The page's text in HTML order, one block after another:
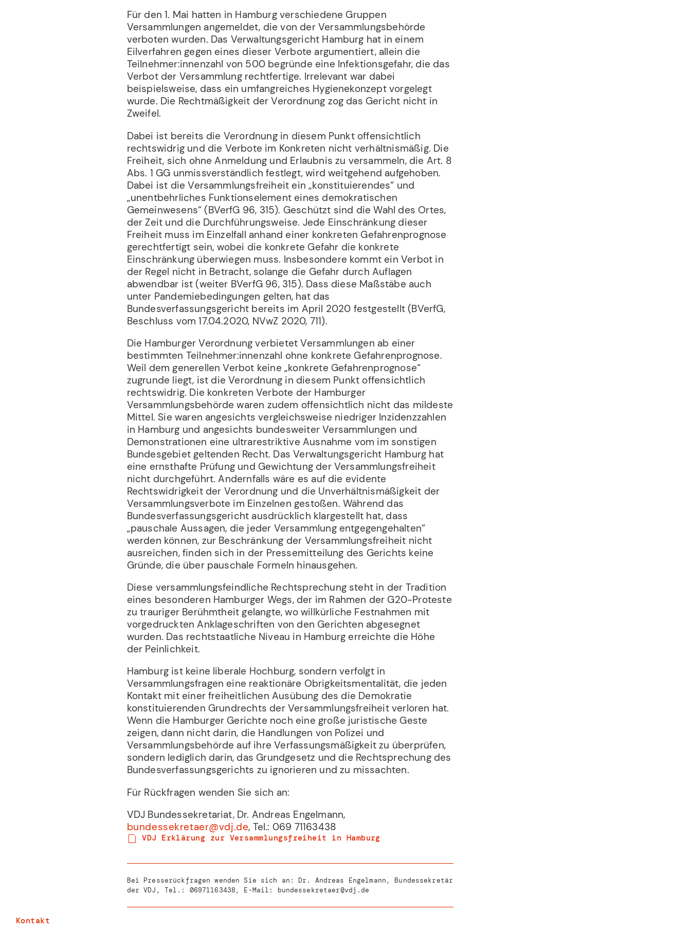
Kontakt
Für den 1. Mai hatten in Hamburg verschiedene Gruppen
Versammlungen angemeldet, die von der Versammlungsbehörde
verboten wurden. Das Verwaltungsgericht Hamburg hat in einem
Eilverfahren gegen eines dieser Verbote argumentiert, allein die
Teilnehmer:innenzahl von 500 begründe eine Infektionsgefahr, die das
Verbot der Versammlung rechtfertige. Irrelevant war dabei
beispielsweise, dass ein umfangreiches Hygienekonzept vorgelegt
wurde. Die Rechtmäßigkeit der Verordnung zog das Gericht nicht in
Zweifel.
Dabei ist bereits die Verordnung in diesem Punkt offensichtlich
rechtswidrig und die Verbote im Konkreten nicht verhältnismäßig. Die
Freiheit, sich ohne Anmeldung und Erlaubnis zu versammeln, die Art. 8
Abs. 1 GG unmissverständlich festlegt, wird weitgehend aufgehoben.
Dabei ist die Versammlungsfreiheit ein „konstituierendes“ und
„unentbehrliches Funktionselement eines demokratischen
Gemeinwesens“ (BVerfG 96, 315). Geschützt sind die Wahl des Ortes,
der Zeit und die Durchführungsweise. Jede Einschränkung dieser
Freiheit muss im Einzelfall anhand einer konkreten Gefahrenprognose
gerechtfertigt sein, wobei die konkrete Gefahr die konkrete
Einschränkung überwiegen muss. Insbesondere kommt ein Verbot in
der Regel nicht in Betracht, solange die Gefahr durch Auflagen
abwendbar ist (weiter BVerfG 96, 315). Dass diese Maßstäbe auch
unter Pandemiebedingungen gelten, hat das
Bundesverfassungsgericht bereits im April 2020 festgestellt (BVerfG,
Beschluss vom 17.04.2020, NVwZ 2020, 711).
Die Hamburger Verordnung verbietet Versammlungen ab einer
bestimmten Teilnehmer:innenzahl ohne konkrete Gefahrenprognose.
Weil dem generellen Verbot keine „konkrete Gefahrenprognose“
zugrunde liegt, ist die Verordnung in diesem Punkt offensichtlich
rechtswidrig. Die konkreten Verbote der Hamburger
Versammlungsbehörde waren zudem offensichtlich nicht das mildeste
Mittel. Sie waren angesichts vergleichsweise niedriger Inzidenzzahlen
in Hamburg und angesichts bundesweiter Versammlungen und
Demonstrationen eine ultrarestriktive Ausnahme vom im sonstigen
Bundesgebiet geltenden Recht. Das Verwaltungsgericht Hamburg hat
eine ernsthafte Prüfung und Gewichtung der Versammlungsfreiheit
nicht durchgeführt. Andernfalls wäre es auf die evidente
Rechtswidrigkeit der Verordnung und die Unverhältnismäßigkeit der
Versammlungsverbote im Einzelnen gestoßen. Während das
Bundesverfassungsgericht ausdrücklich klargestellt hat, dass
„pauschale Aussagen, die jeder Versammlung entgegengehalten“
werden können, zur Beschränkung der Versammlungsfreiheit nicht
ausreichen, finden sich in der Pressemitteilung des Gerichts keine
Gründe, die über pauschale Formeln hinausgehen.
Diese versammlungsfeindliche Rechtsprechung steht in der Tradition
eines besonderen Hamburger Wegs, der im Rahmen der G20-Proteste
zu trauriger Berühmtheit gelangte, wo willkürliche Festnahmen mit
vorgedruckten Anklageschriften von den Gerichten abgesegnet
wurden. Das rechtstaatliche Niveau in Hamburg erreichte die Höhe
der Peinlichkeit.
Hamburg ist keine liberale Hochburg, sondern verfolgt in
Versammlungsfragen eine reaktionäre Obrigkeitsmentalität, die jeden
Kontakt mit einer freiheitlichen Ausübung des die Demokratie
konstituierenden Grundrechts der Versammlungsfreiheit verloren hat.
Wenn die Hamburger Gerichte noch eine große juristische Geste
zeigen, dann nicht darin, die Handlungen von Polizei und
Versammlungsbehörde auf ihre Verfassungsmäßigkeit zu überprüfen,
sondern lediglich darin, das Grundgesetz und die Rechtsprechung des
Bundesverfassungsgerichts zu ignorieren und zu missachten.
Für Rückfragen wenden Sie sich an:
VDJ Bundessekretariat, Dr. Andreas Engelmann,
bundessekretaer@vdj.de, Tel.: 069 71163438
VDJ Erklärung zur Versammlungsfreiheit in Hamburg
Bei Presserückfragen wenden Sie sich an: Dr. Andreas Engelmann, Bundessekretär
der VDJ, Tel.: 06971163438 , E-Mail: bundessekretaer@vdj.de